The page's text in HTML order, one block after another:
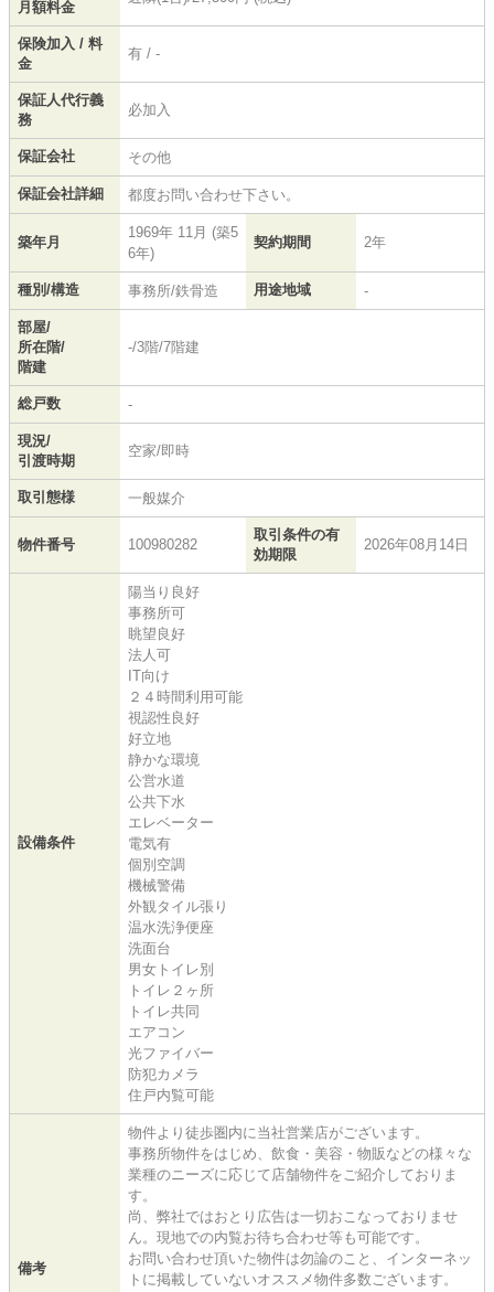
月額料金
保険加入 / 料
金
有 / -
保証人代行義
務
必加入
保証会社 その他
保証会社詳細 都度お問い合わせ下さい。
築年月
1969年 11月 (築5
6年)
契約期間 2年
種別/構造 事務所/鉄骨造 用途地域 -
部屋/
所在階/
階建
-/3階/7階建
総戸数 -
現況/
引渡時期
空家/即時
取引態様 一般媒介
物件番号 100980282
取引条件の有
効期限
2026年08月14日
設備条件
陽当り良好
事務所可
眺望良好
法人可
IT向け
２４時間利用可能
視認性良好
好立地
静かな環境
公営水道
公共下水
エレベーター
電気有
個別空調
機械警備
外観タイル張り
温水洗浄便座
洗面台
男女トイレ別
トイレ２ヶ所
トイレ共同
エアコン
光ファイバー
防犯カメラ
住戸内覧可能
備考
物件より徒歩圏内に当社営業店がございます。
事務所物件をはじめ、飲食・美容・物販などの様々な
業種のニーズに応じて店舗物件をご紹介しておりま
す。
尚、弊社ではおとり広告は一切おこなっておりませ
ん。現地での内覧お待ち合わせ等も可能です。
お問い合わせ頂いた物件は勿論のこと、インターネッ
トに掲載していないオススメ物件多数ございます。